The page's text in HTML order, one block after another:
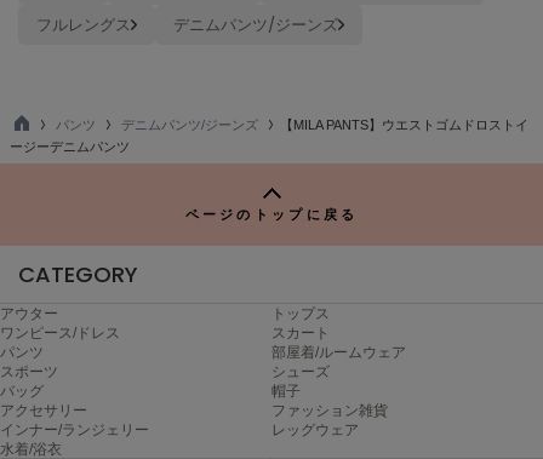
Onitsuka Tiger
オルグ
PATRICK
Philly chocolate
フィリーチョコレート
poláura
ポローラ
フルレングス
デニムパンツ/ジーンズ
TO
P
パンツ デニムパンツ/ジーンズ
【MILA PANTS】ウエストゴムドロストイ
ージーデニムパンツ
ページのトップに戻る
CATEGORY
アウター
トップス
ワンピース/ドレス
スカート
パンツ
部屋着/ルームウェア
スポーツ
シューズ
バッグ
帽子
アクセサリー
ファッション雑貨
インナー/ランジェリー
レッグウェア
水着/浴衣